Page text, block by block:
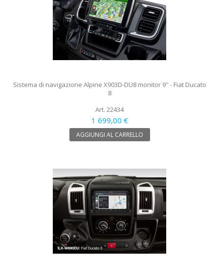
Sistema di navigazione Alpine X903D-DU8 monitor 9'' - Fiat Ducato
8
Art. 22434
1 699,00 €
AGGIUNGI AL CARRELLO